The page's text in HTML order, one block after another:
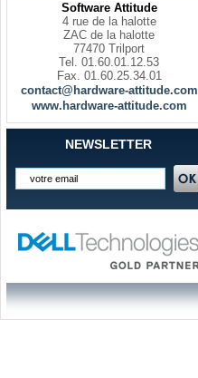
Software Attitude
4 rue de la halotte
ZAC de la halotte
77470 Trilport
Tel. 01.60.01.12.53
Fax. 01.60.25.34.01
contact@hardware-attitude.com
www.hardware-attitude.com
NEWSLETTER